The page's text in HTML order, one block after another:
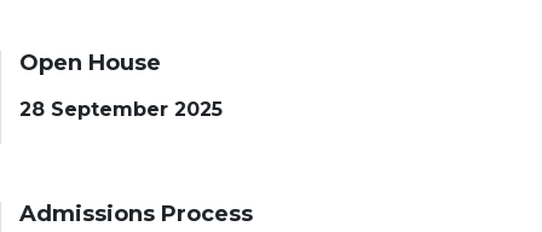
Open House
28 September 2025
Admissions Process